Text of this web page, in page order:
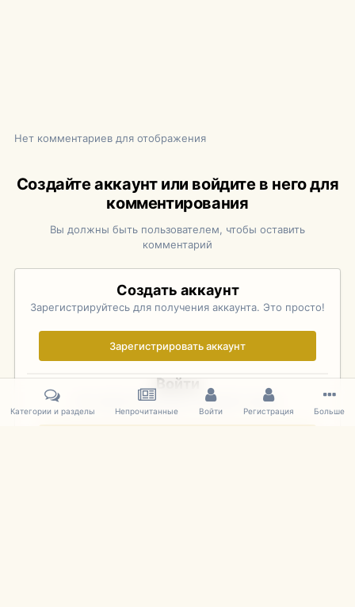
Нет комментариев для отображения
Создайте аккаунт или войдите в него для
комментирования
Вы должны быть пользователем, чтобы оставить
комментарий
Создать аккаунт
Зарегистрируйтесь для получения аккаунта. Это просто!
Зарегистрировать аккаунт
Войти
Уже зарегистрированы? Войдите здесь.
Категории и разделы Непрочитанные Войти Регистрация Больше